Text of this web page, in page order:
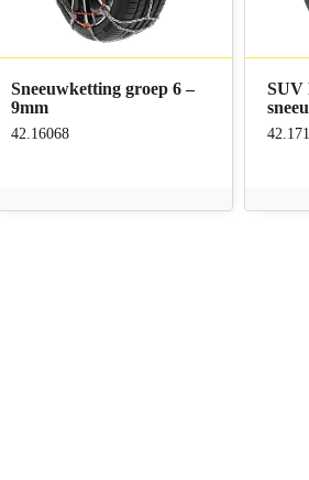
Sneeuwketting groep 6 –
9mm
42.16068
SUV